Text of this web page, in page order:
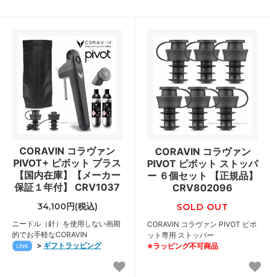
CORAVIN コラヴァン
PIVOT+ ピボット プラス
【国内在庫】【メーカー
保証１年付】 CRV1037
34,100円(税込)
ニードル（針）を使用しない画期
的でお手軽なCORAVIN
LINK > ギフトラッピング
CORAVIN コラヴァン
PIVOT ピボット ストッパ
ー ６個セット 【正規品】
CRV802096
SOLD OUT
CORAVIN コラヴァン PIVOT ピボ
ット専用 ストッパー
※ラッピング不可商品